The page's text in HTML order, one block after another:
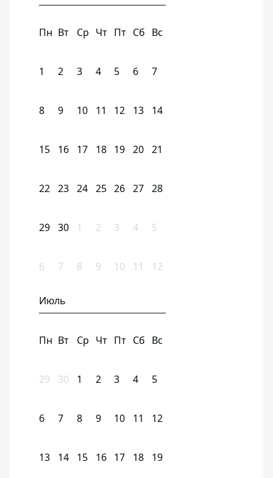
Пн Вт Ср Чт Пт Сб Вс
1 2 3 4 5 6 7
8 9 10 11 12 13 14
15 16 17 18 19 20 21
22 23 24 25 26 27 28
29 30 1 2 3 4 5
6 7 8 9 10 11 12
Июль
Пн Вт Ср Чт Пт Сб Вс
29 30 1 2 3 4 5
6 7 8 9 10 11 12
13 14 15 16 17 18 19